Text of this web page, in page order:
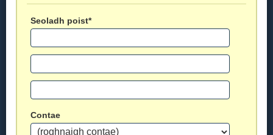
Seoladh poist*
Contae